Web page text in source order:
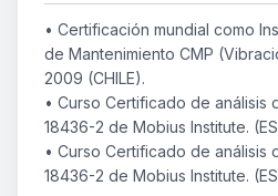
• Certificación mundial como
de Mantenimiento CMP
2009 (CHILE).
• Curso Certificado de análisis
18436-2 de Mobius Institute.
• Curso Certificado de análisis
18436-2 de Mobius Institute.